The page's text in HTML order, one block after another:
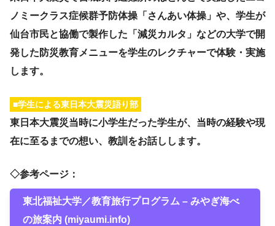
ノミークラス症候群予防体操「さんあい体操」や、学生が
仙台市民と協働で製作した「減災カルタ」などの大学で開
発した防災教育メニューを学生のレクチャーで体験・実施
します。
■学生による東日本大震災語り部
東日本大震災当時に小学生だった学生が、当時の経験や現
在に至るまでの想い、教訓をお話しします。
◇参考ページ：
東北福祉大学／教育旅行プログラム – みやぎ海べ
の旅案内 (miyaumi.info)